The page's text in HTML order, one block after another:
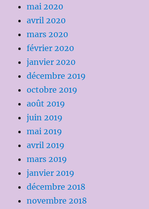
mai 2020
avril 2020
mars 2020
février 2020
janvier 2020
décembre 2019
octobre 2019
août 2019
juin 2019
mai 2019
avril 2019
mars 2019
janvier 2019
décembre 2018
novembre 2018